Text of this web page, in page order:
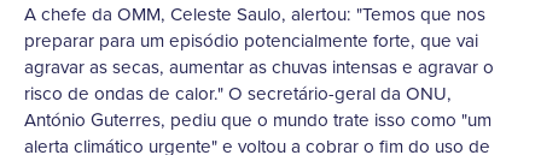
A chefe da OMM, Celeste Saulo, alertou: "Temos que nos
preparar para um episódio potencialmente forte, que vai
agravar as secas, aumentar as chuvas intensas e agravar o
risco de ondas de calor." O secretário-geral da ONU,
António Guterres, pediu que o mundo trate isso como "um
alerta climático urgente" e voltou a cobrar o fim do uso de